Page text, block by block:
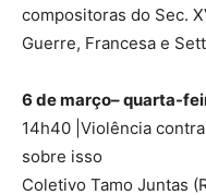
compositoras do Sec.
Guerre, Francesa e
6 de março– quarta-
14h40 |Violência
sobre isso
Coletivo Tamo Juntas